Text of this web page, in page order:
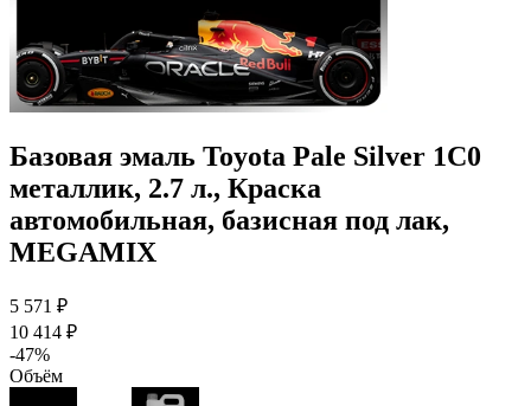
Базовая эмаль Toyota Pale Silver 1C0
металлик, 2.7 л., Краска
автомобильная, базисная под лак,
MEGAMIX
5 571 ₽
10 414 ₽
-47%
Объём